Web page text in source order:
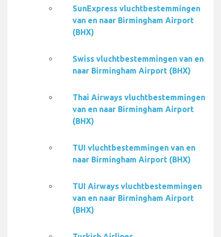
SunExpress vluchtbestemmingen
van en naar Birmingham Airport
(BHX)
Swiss vluchtbestemmingen van en
naar Birmingham Airport (BHX)
Thai Airways vluchtbestemmingen
van en naar Birmingham Airport
(BHX)
TUI vluchtbestemmingen van en
naar Birmingham Airport (BHX)
TUI Airways vluchtbestemmingen
van en naar Birmingham Airport
(BHX)